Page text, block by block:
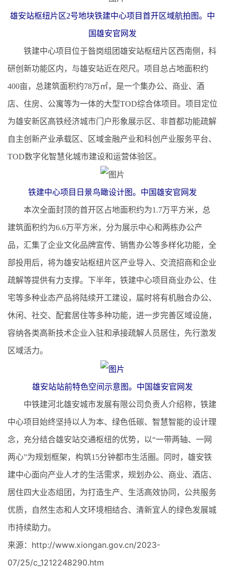
雄安站枢纽片区2号地块铁建中心项目首开区域航拍图。中
国雄安官网发
铁建中心项目位于昝岗组团雄安站枢纽片区西南侧，科
研创新功能区内，与雄安站近在咫尺。项目总占地面积约
400亩，总建筑面积约78万㎡，是一个集办公、商业、酒
店、住房、公寓等为一体的大型TOD综合体项目。项目定位
为雄安新区高铁经济城市门户形象展示区、非首都功能疏解
自主创新产业承载区、区域金融产业和科创产业服务平台、
TOD数字化智慧化城市建设和运营体验区。
铁建中心项目日景鸟瞰设计图。中国雄安官网发
本次全面封顶的首开区占地面积约为1.7万平方米，总
建筑面积约为6.6万平方米，分为展示中心和两栋办公产
品，汇集了企业文化品牌宣传、销售办公等多样化功能，全
部投用后，将为雄安站枢纽片区产业导入、交流招商和企业
疏解等提供有力支撑。下半年，铁建中心项目商业办公、住
宅等多种业态产品将陆续开工建设，届时将有机融合办公、
休闲、社交、配套居住等多种功能，进一步完善区域设施，
容纳各类高新技术企业入驻和承接疏解人员居住，先行激发
区域活力。
雄安站站前特色空间示意图。中国雄安官网发
中铁建河北雄安城市发展有限公司负责人介绍称，铁建
中心项目始终坚持以人为本、绿色低碳、智慧智能的设计理
念，充分结合雄安站交通枢纽的优势，以“一带两轴、一网
两心”为规划框架，构筑15分钟都市生活圈。同时，雄安铁
建中心面向产业人才的生活需求，规划办公、商业、酒店、
居住四大业态组团，为打造生产、生活高效协同，公共服务
优质，自然生态和人文环境相结合、清新宜人的绿色发展城
市持续助力。
来源：http://www.xiongan.gov.cn/2023-
07/25/c_1212248290.htm